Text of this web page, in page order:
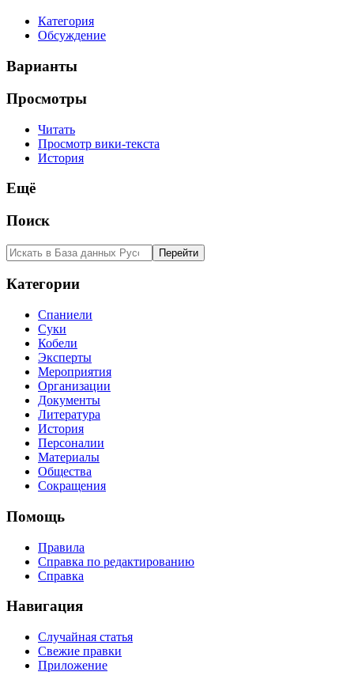
Категория
Обсуждение
Варианты
Просмотры
Читать
Просмотр вики-текста
История
Ещё
Поиск
Категории
Спаниели
Суки
Кобели
Эксперты
Мероприятия
Организации
Документы
Литература
История
Персоналии
Материалы
Общества
Сокращения
Помощь
Правила
Справка по редактированию
Справка
Навигация
Случайная статья
Свежие правки
Приложение